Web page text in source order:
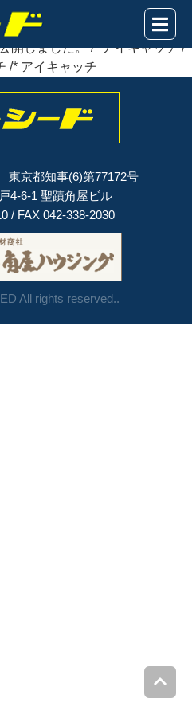
04月25日
区画を
開しました。 /* アイキャッチ /*
/* アイキャッチ
京都知事(6)第77172号
4-6-1 聖蹟角屋ビル
/ FAX 042-338-2030
All rights reserved..